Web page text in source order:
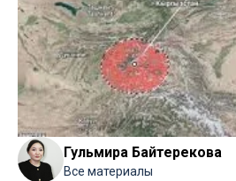
Гульмира Байтерекова
Все материалы